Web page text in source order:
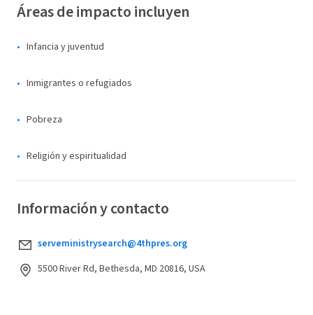
Áreas de impacto incluyen
Infancia y juventud
Inmigrantes o refugiados
Pobreza
Religión y espiritualidad
Información y contacto
serveministrysearch@4thpres.org
5500 River Rd, Bethesda, MD 20816, USA